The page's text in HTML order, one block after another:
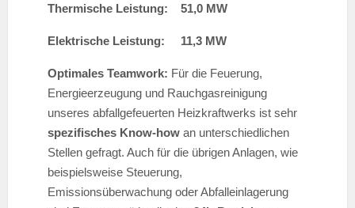
Thermische Leistung: 51,0 MW
Elektrische Leistung: 11,3 MW
Optimales Teamwork: Für die Feuerung,
Energieerzeugung und Rauchgasreinigung
unseres abfallgefeuerten Heizkraftwerks ist sehr
spezifisches Know-how an unterschiedlichen
Stellen gefragt. Auch für die übrigen Anlagen, wie
beispielsweise Steuerung,
Emissionsüberwachung oder Abfalleinlagerung